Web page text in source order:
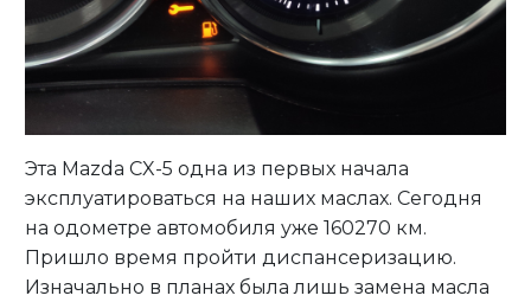
Эта Mazda CX-5 одна из первых начала
эксплуатироваться на наших маслах. Сегодня
на одометре автомобиля уже 160270 км.
Пришло время пройти диспансеризацию.
Изначально в планах была лишь замена масла